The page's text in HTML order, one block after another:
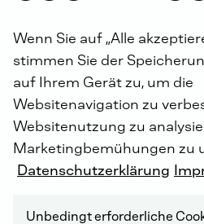
davon DEUTZ-Motoren (in
davon Torqeedo-Motoren (in
Umsatz
Wenn Sie auf „Alle
stimmen Sie der
auf Ihrem Gerät zu, um die
Websitenavigation zu
Websitenutzung zu
Marketingbemühungen zu
Datenschutzerklärung
Unbedingt erforderliche